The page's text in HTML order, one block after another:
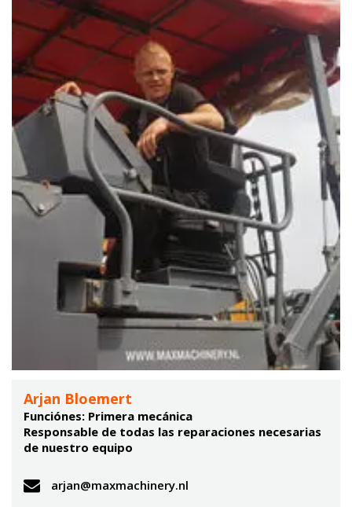
Arjan Bloemert
Funciónes: Primera mecánica
Responsable de todas las reparaciones necesarias
de nuestro equipo
arjan@maxmachinery.nl